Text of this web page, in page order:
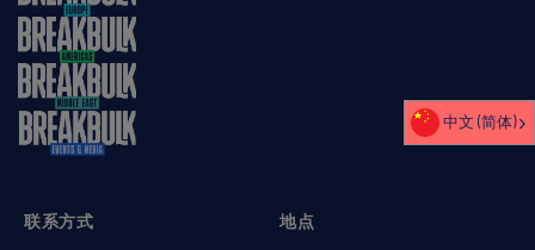
地点
联系方式
中文 (简体)